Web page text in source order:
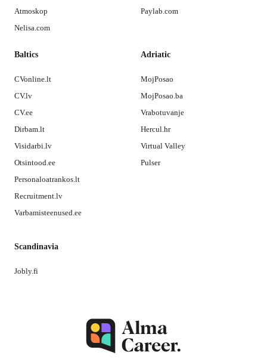
Atmoskop
Nelisa.com
Paylab.com
Baltics
CVonline.lt
CV.lv
CV.ee
Dirbam.lt
Visidarbi.lv
Otsintood.ee
Personaloatrankos.lt
Recruitment.lv
Varbamisteenused.ee
Adriatic
MojPosao
MojPosao.ba
Vrabotuvanje
Hercul.hr
Virtual Valley
Pulser
Scandinavia
Jobly.fi